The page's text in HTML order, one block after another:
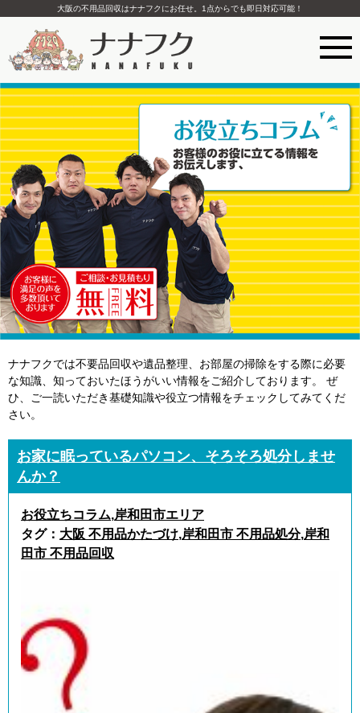
大阪の不用品回収はナナフクにお任せ。1点からでも即日対応可能！
ナナフクでは不要品回収や遺品整理、お部屋の掃除をする際に必要
な知識、知っておいたほうがいい情報をご紹介しております。 ぜ
ひ、ご一読いただき基礎知識や役立つ情報をチェックしてみてくだ
さい。
お家に眠っているパソコン、そろそろ処分しませ
んか？
お役立ちコラム,岸和田市エリア
タグ： 大阪 不用品かたづけ,岸和田市 不用品処分,岸和
田市 不用品回収